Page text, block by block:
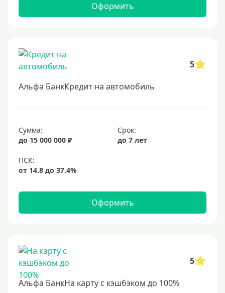
Оформить
5
Альфа БанкКредит на автомобиль
Сумма:
до 15 000 000 ₽
Срок:
до 7 лет
Оформить
5
Альфа БанкНа карту с кэшбэком до 100%